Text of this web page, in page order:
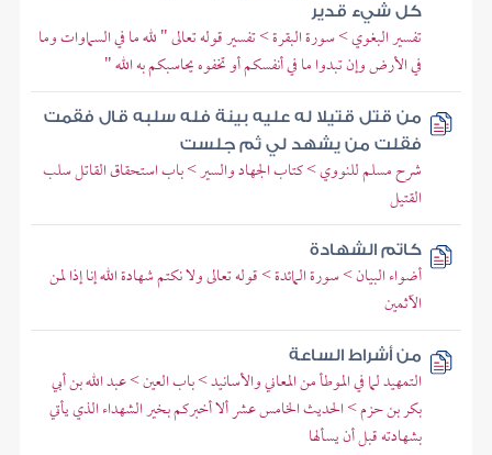
كل شيء قدير
تفسير البغوي > سورة البقرة > تفسير قوله تعالى " لله ما في السماوات وما
في الأرض وإن تبدوا ما في أنفسكم أو تخفوه يحاسبكم به الله "
من قتل قتيلا له عليه بينة فله سلبه قال فقمت
فقلت من يشهد لي ثم جلست
شرح مسلم للنووي > كتاب الجهاد والسير > باب استحقاق القاتل سلب
القتيل
كاتم الشهادة
أضواء البيان > سورة المائدة > قوله تعالى ولا نكتم شهادة الله إنا إذا لمن
الآثمين
من أشراط الساعة
التمهيد لما في الموطأ من المعاني والأسانيد > باب العين > عبد الله بن أبي
بكر بن حزم > الحديث الخامس عشر ألا أخبركم بخير الشهداء الذي يأتي
بشهادته قبل أن يسألها